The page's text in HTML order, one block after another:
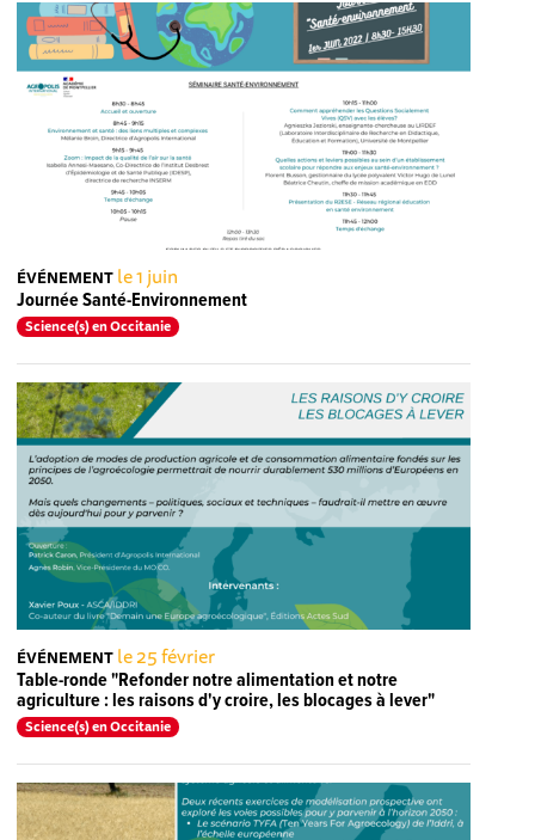
ÉVÉNEMENT le 1 juin
Journée Santé-Environnement
Science(s) en Occitanie
ÉVÉNEMENT le 25 février
Table-ronde "Refonder notre alimentation et notre
agriculture : les raisons d'y croire, les blocages à lever"
Science(s) en Occitanie